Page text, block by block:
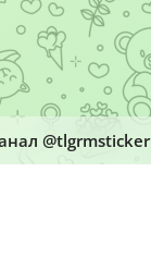
@tlgrmsticker